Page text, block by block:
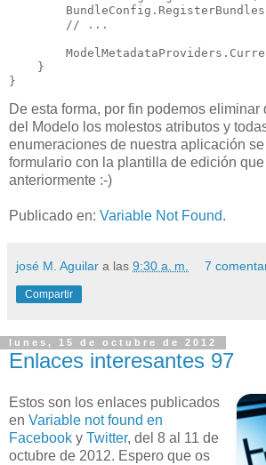
        // ...
    }
}
De esta forma, por fin podemos eliminar
del Modelo los molestos atributos y
enumeraciones de nuestra aplicación se
formulario con la plantilla de edición
anteriormente :-)
Publicado en: Variable Not Found.
josé M. Aguilar a las 9:30 a. m. 7
Compartir
lunes, 15 de octubre de 2012
Enlaces interesantes 97
Estos son los enlaces publicados
en Variable not found en
Facebook y Twitter, del 8 al 11 de
octubre de 2012. Espero que os